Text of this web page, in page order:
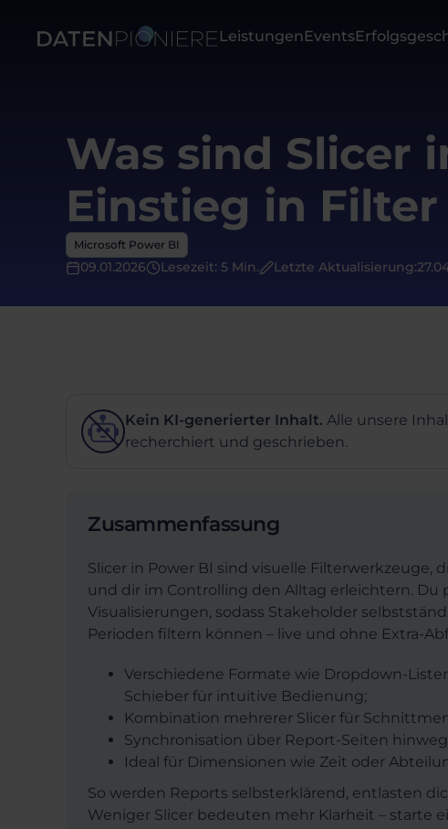
LeistungenEvents
Was sind Slicer
Einstieg in
Microsoft Power BI
09.01.2026 Lesezeit: 5 Min. Letzte Aktualisierung:
Kein KI-generierter Inhalt. Alle unsere
recherchiert und geschrieben.
Zusammenfassung
Slicer in Power BI sind visuelle Filterwerkzeuge,
und dir im Controlling den Alltag erleichtern. Du
Visualisierungen, sodass Stakeholder
Perioden filtern können – live und ohne Extra-
Verschiedene Formate wie Dropdown-
Schieber für intuitive Bedienung;
Kombination mehrerer Slicer für
Synchronisation über Report-Seiten hinweg
Ideal für Dimensionen wie Zeit oder
So werden Reports selbsterklärend, entlasten
Weniger Slicer bedeuten mehr Klarheit – starte